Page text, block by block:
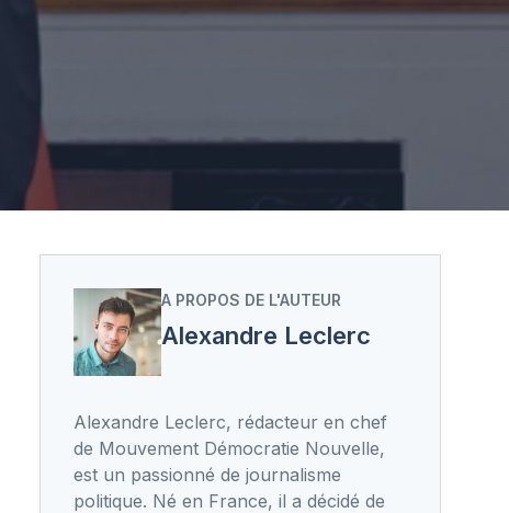
A PROPOS DE L'AUTEUR
Alexandre Leclerc
Alexandre Leclerc, rédacteur en chef
de Mouvement Démocratie Nouvelle,
est un passionné de journalisme
politique. Né en France, il a décidé de